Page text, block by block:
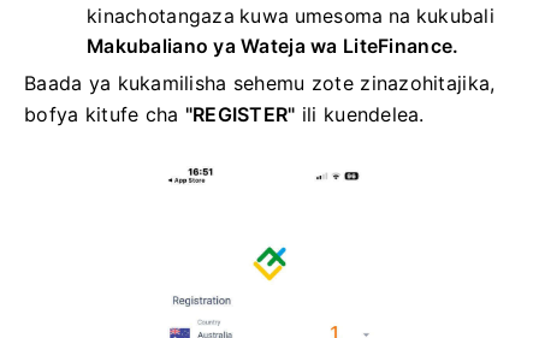
kinachotangaza kuwa umesoma na kukubali
Makubaliano ya Wateja wa LiteFinance.
Baada ya kukamilisha sehemu zote zinazohitajika,
bofya kitufe cha "REGISTER" ili kuendelea.